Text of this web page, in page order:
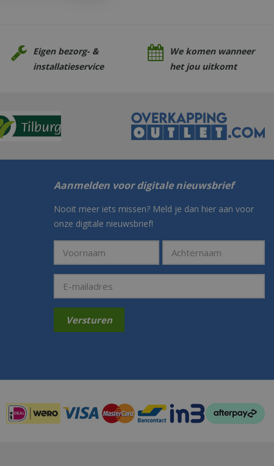
Eigen bezorg- &
installatieservice
We komen wanneer
het jou uitkomt
Aanmelden voor digitale nieuwsbrief
Nooit meer iets missen? Meld je dan hier aan voor
onze digitale nieuwsbrief!